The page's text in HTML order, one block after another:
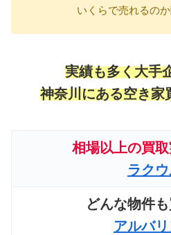
いくらで売れるの
実績も多く大手
神奈川にある空き家
相場以上の買取
ラク
どんな物件
アルバ